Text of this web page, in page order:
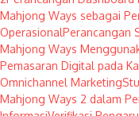
Mahjong Ways sebagai
OperasionalPerancangan
Mahjong Ways
Pemasaran Digital pada
Omnichannel Marketing
Mahjong Ways 2 dalam